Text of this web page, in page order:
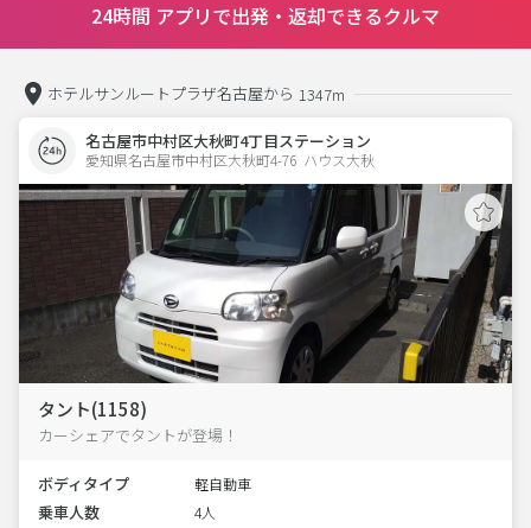
24時間 アプリで出発・返却できるクルマ
ホテルサンルートプラザ名古屋から 1347m
名古屋市中村区大秋町4丁目ステーション
愛知県名古屋市中村区大秋町4-76  ハウス大秋
タント(1158)
カーシェアでタントが登場！
ボディタイプ 軽自動車
乗車人数 4人